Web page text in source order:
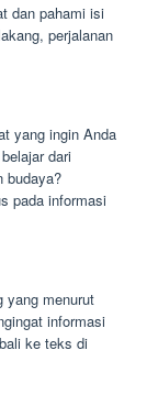
dan pahami isi
perjalanan
yang ingin Anda
dari
budaya?
pada informasi
yang menurut
informasi
ke teks di